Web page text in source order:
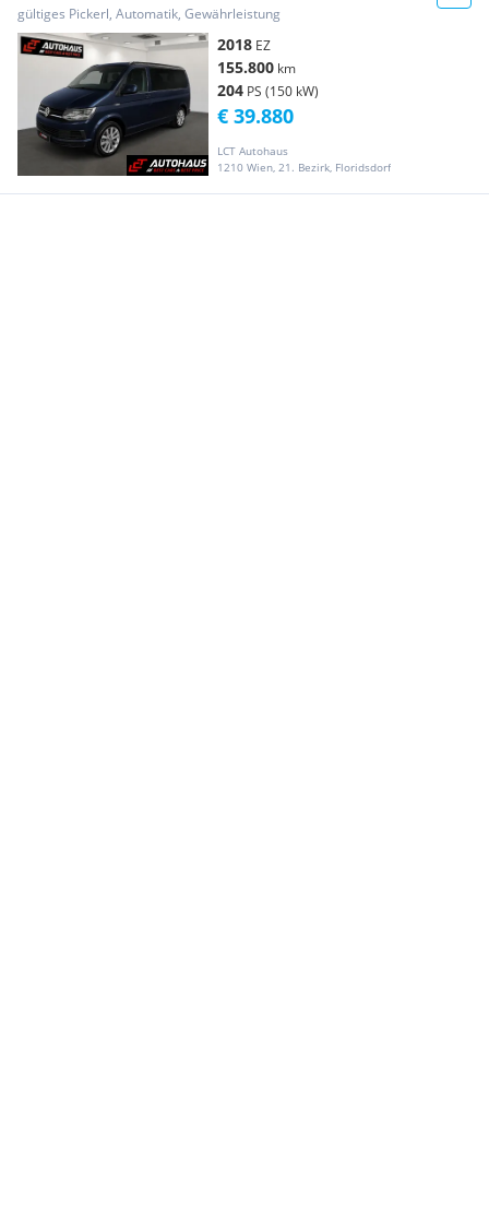
gültiges Pickerl, Automatik, Gewährleistung
2018 EZ
155.800 km
204 PS (150 kW)
LCT Autohaus
1210 Wien, 21. Bezirk, Floridsdorf
€ 39.880